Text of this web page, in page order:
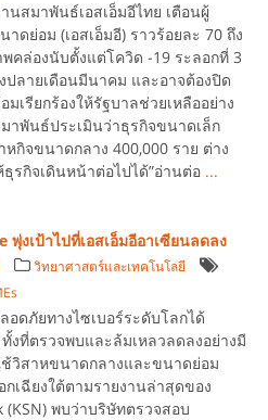
สมาพันธ์เอสเอ็มอีไทย เตือนผู้
ดย่อม (เอสเอ็มอี) ราวร้อยละ 70 ถึง
คล่องนับตั้งแต่โควิด -19 ระลอกที่ 3
ปลายเดือนมีนาคม และอาจต้องปิด
มเรียกร้องให้รัฐบาลช่วยเหลืออย่าง
าพันธ์ประเมินว่าธุรกิจขนาดเล็ก
กิจขนาดกลาง 400,000 ราย ต่าง
รกิจเดินหน้าต่อไปได้”อ่านต่อ ...
งเป้าไปที่เอสเอ็มอีอาเซียนลดลง
วิทยาศาสตร์และเทคโนโลยี
ดภัยทางไซเบอร์ระดับโลกได้
งที่ตรวจพบและล้มเหลวลดลงอย่างมี
วิสาหขนาดกลางและขนาดย่อม
กเฉียงใต้ตามรายงานล่าสุดของ
พบว่าบริษัทตรวจสอบ